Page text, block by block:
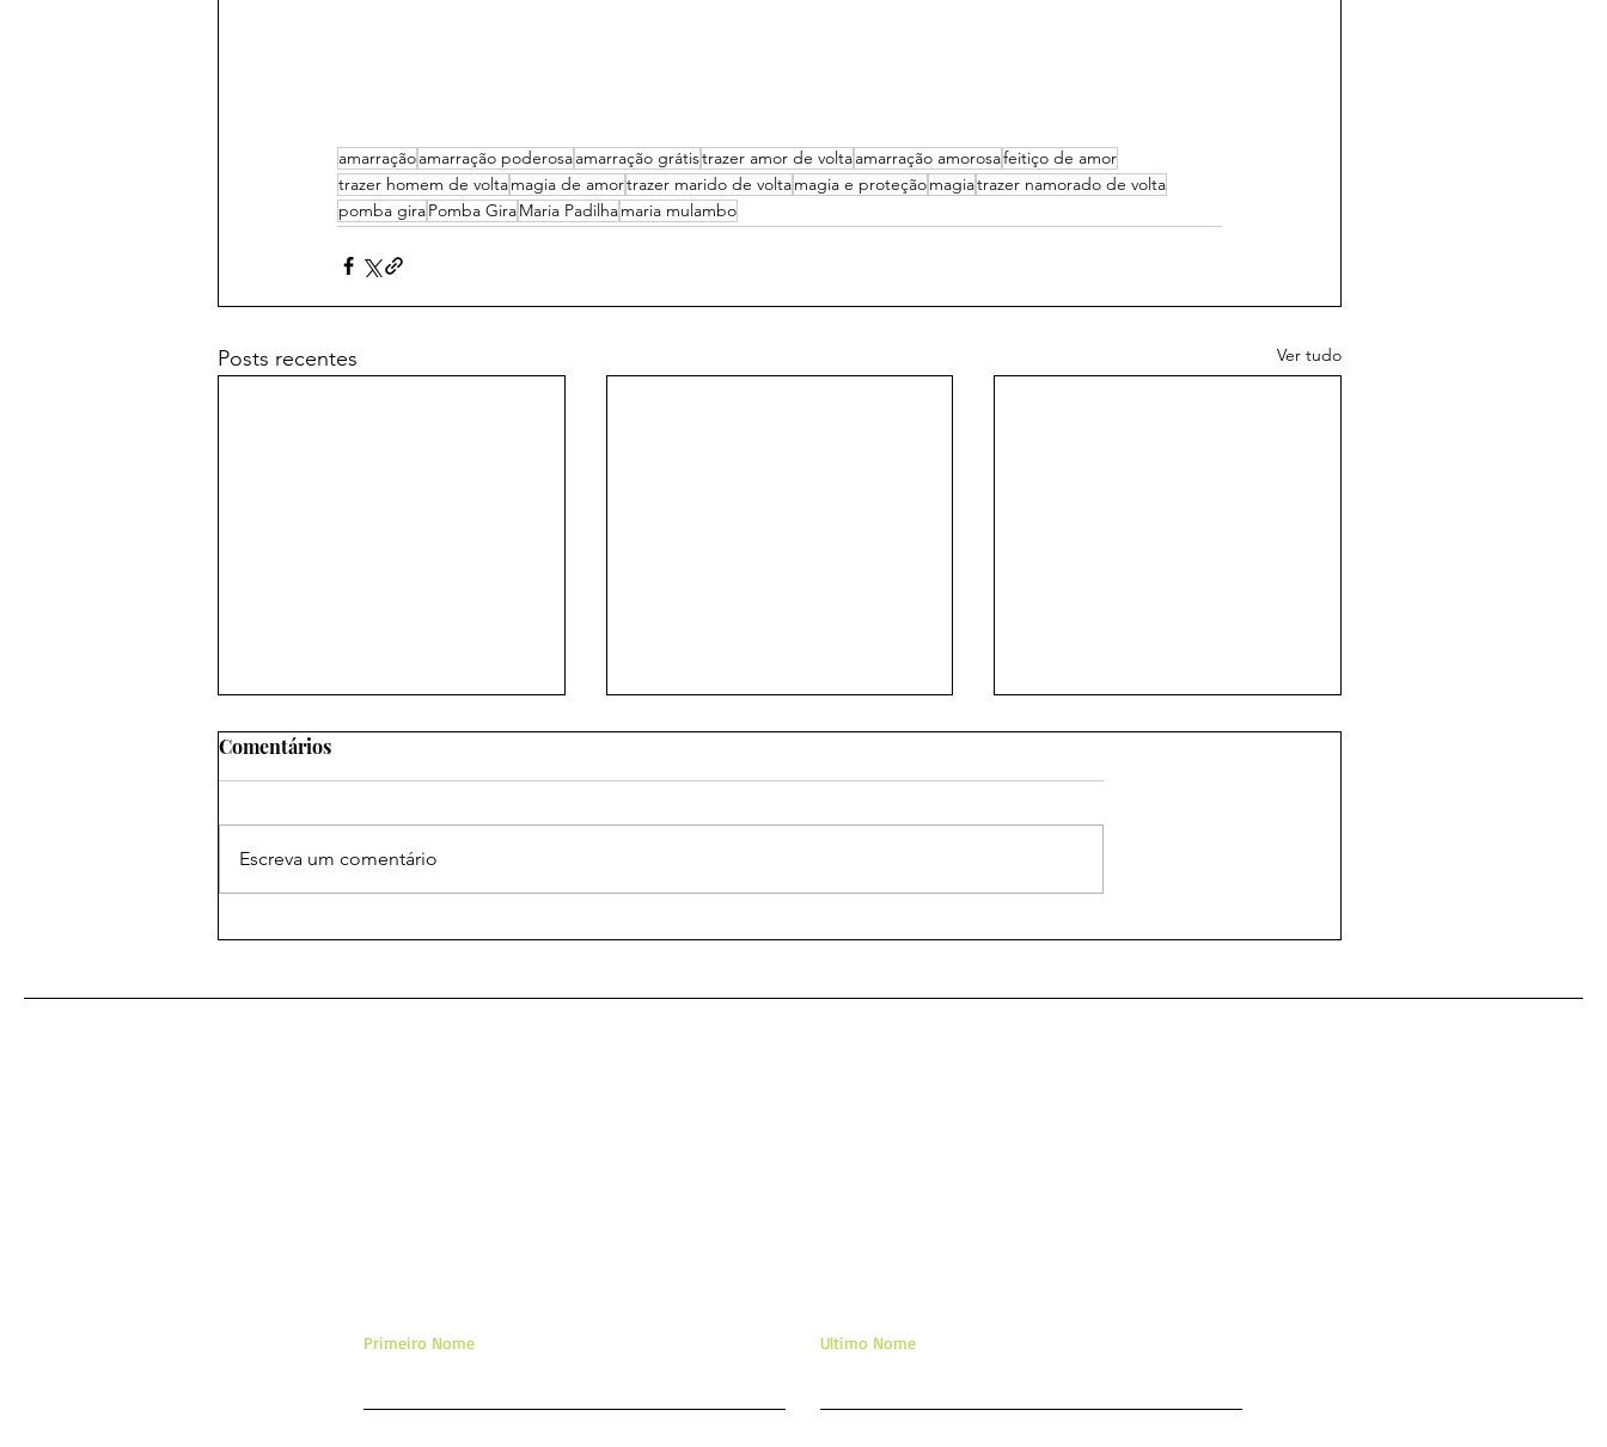
amarraçãoamarração poderosaamarração grátistrazer amor de voltaamarração amorosafeitiço de amor
trazer homem de voltamagia de amortrazer marido de voltamagia e proteçãomagiatrazer namorado de volta
pomba giraPomba GiraMaria Padilhamaria mulambo
Posts recentes Ver tudo
Comentários
Escreva um comentário
Primeiro Nome Ultimo Nome